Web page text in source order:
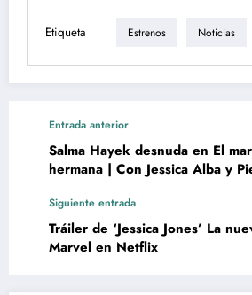
Etiqueta Estrenos Noticias
Entrada anterior
Salma Hayek desnuda en El
hermana | Con Jessica Alba y
Siguiente entrada
Tráiler de ‘Jessica Jones’ La
Marvel en Netflix